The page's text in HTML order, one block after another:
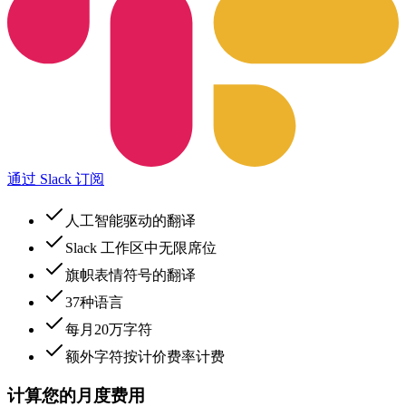
通过 Slack 订阅
人工智能驱动的翻译
Slack 工作区中无限席位
旗帜表情符号的翻译
37种语言
每月20万字符
额外字符按计价费率计费
计算您的月度费用